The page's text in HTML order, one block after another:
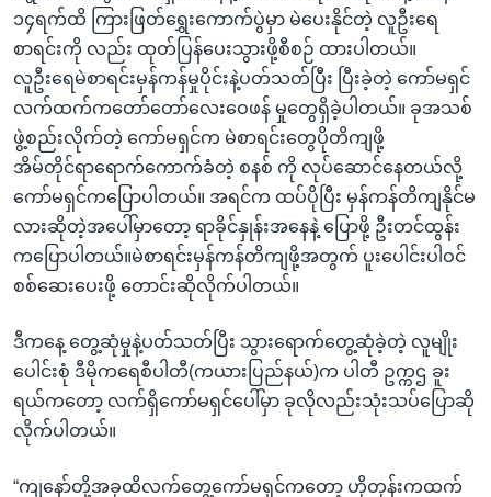
၁၄ရက်ထိ ကြားဖြတ်ရွှေးကောက်ပွဲမှာ မဲပေးနိုင်တဲ့ လူဦးရေ
စာရင်းကို လည်း ထုတ်ပြန်ပေးသွားဖို့စီစဉ် ထားပါတယ်။
လူဦးရေမဲစာရင်းမှန်ကန်မှုပိုင်းနဲ့ပတ်သတ်ပြီး ပြီးခဲ့တဲ့ ကော်မရှင်
လက်ထက်ကတော်တော်လေးဝေဖန် မှုတွေရှိခဲ့ပါတယ်။ ခုအသစ်
ဖွဲ့စည်းလိုက်တဲ့ ကော်မရှင်က မဲစာရင်းတွေပိုတိကျဖို့
အိမ်တိုင်ရာရောက်ကောက်ခံတဲ့ စနစ် ကို လုပ်ဆောင်နေတယ်လို့
ကော်မရှင်ကပြောပါတယ်။ အရင်က ထပ်ပိုပြီး မှန်ကန်တိကျနိုင်မ
လားဆိုတဲ့အပေါ်မှာတော့ ရာခိုင်နှုန်းအနေနဲ့ ပြောဖို့ ဦးတင်ထွန်း
ကပြောပါတယ်။မဲစာရင်းမှန်ကန်တိကျဖို့အတွက် ပူးပေါင်းပါဝင်
စစ်ဆေးပေးဖို့ တောင်းဆိုလိုက်ပါတယ်။
ဒီကနေ့ တွေ့ဆုံမှုနဲ့ပတ်သတ်ပြီး သွားရောက်တွေ့ဆုံခဲ့တဲ့ လူမျိုး
ပေါင်းစုံ ဒီမိုကရေစီပါတီ(ကယားပြည်နယ်)က ပါတီ ဥက္ကဌ ခူး
ရယ်ကတော့ လက်ရှိကော်မရှင်ပေါ်မှာ ခုလိုလည်းသုံးသပ်ပြောဆို
လိုက်ပါတယ်။
“ကျနော်တို့အခုထိလက်တွေ့ကော်မရှင်ကတော့ ဟိုတုန်းကထက်